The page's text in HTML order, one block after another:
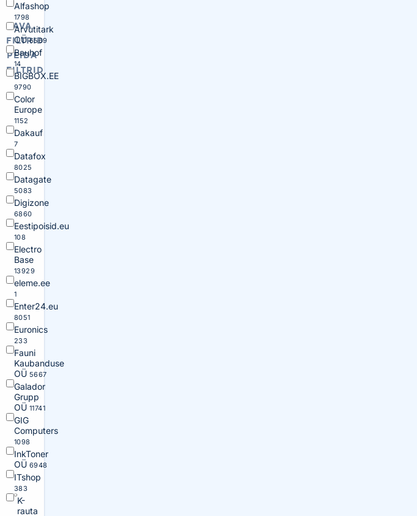
AVA
FILTRID
PEIDA
FILTRID
Alfashop
1798
Arvutitark
OÜ6569
Bauhof
14
BIGBOX.EE
9790
Color
Europe
1152
Dakauf
7
Datafox
8025
Datagate
5083
Digizone
6860
Eestipoisid.eu
108
Electro
Base
13929
eleme.ee
1
Enter24.eu
8051
Euronics
233
Fauni
Kaubanduse
OÜ 5667
Galador
Grupp
OÜ 11741
GIG
Computers
1098
InkToner
OÜ 6948
ITshop
383
K-
rauta